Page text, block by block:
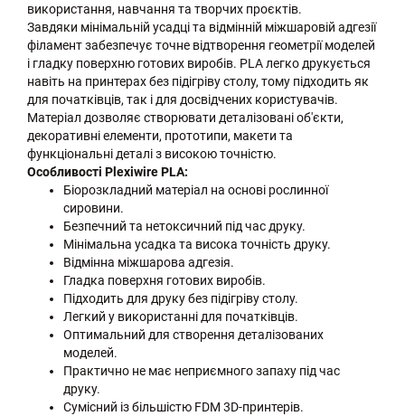
використання, навчання та творчих проєктів.
Завдяки мінімальній усадці та відмінній міжшаровій адгезії
філамент забезпечує точне відтворення геометрії моделей
і гладку поверхню готових виробів. PLA легко друкується
навіть на принтерах без підігріву столу, тому підходить як
для початківців, так і для досвідчених користувачів.
Матеріал дозволяє створювати деталізовані об'єкти,
декоративні елементи, прототипи, макети та
функціональні деталі з високою точністю.
Особливості Plexiwire PLA:
Біорозкладний матеріал на основі рослинної
сировини.
Безпечний та нетоксичний під час друку.
Мінімальна усадка та висока точність друку.
Відмінна міжшарова адгезія.
Гладка поверхня готових виробів.
Підходить для друку без підігріву столу.
Легкий у використанні для початківців.
Оптимальний для створення деталізованих
моделей.
Практично не має неприємного запаху під час
друку.
Сумісний із більшістю FDM 3D-принтерів.